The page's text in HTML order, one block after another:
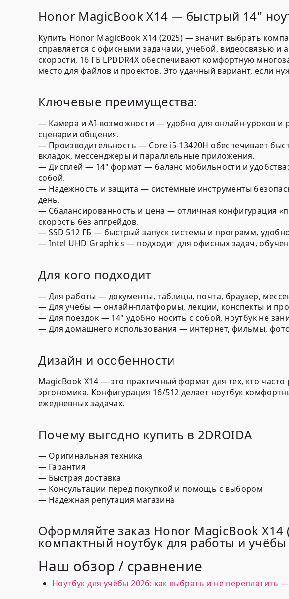
Honor MagicBook X14 — быстрый 14"
Купить Honor MagicBook X14 (2025) — значит выбрать
справляется с офисными задачами, учёбой, видеосвязью
скорости, 16 ГБ LPDDR4X обеспечивают комфортную
место для файлов и проектов. Это удачный вариант, если
Ключевые преимущества:
— Камера и AI-возможности — удобно для онлайн-уроков и
сценарии общения.
— Производительность — Core i5-13420H обеспечивает
вкладок, мессенджеры и параллельные приложения.
— Дисплей — 14" формат — баланс мобильности и
собой.
— Надёжность и защита — системные инструменты
день.
— Сбалансированность и цена — отличная конфигурация
скорость без апгрейдов.
— SSD 512 ГБ — быстрый запуск системы и программ,
— Intel UHD Graphics — подходит для офисных задач,
Для кого подходит
— Для работы — документы, таблицы, почта, браузер,
— Для учёбы — онлайн-платформы, лекции, конспекты и
— Для поездок — 14" удобно носить с собой, ноутбук не
— Для домашнего использования — интернет, фильмы,
Дизайн и особенности
MagicBook X14 — это практичный формат для тех, кто
эргономика. Конфигурация 16/512 делает ноутбук
ежедневных задачах.
Почему выгодно купить в 2DROIDA
— Оригинальная техника
— Гарантия
— Быстрая доставка
— Консультации перед покупкой и помощь с выбором
— Надёжная репутация магазина
Оформляйте заказ Honor MagicBook
компактный ноутбук для работы и
Наш обзор / сравнение
Ноутбук для учёбы 2026: как выбрать и не переплатить